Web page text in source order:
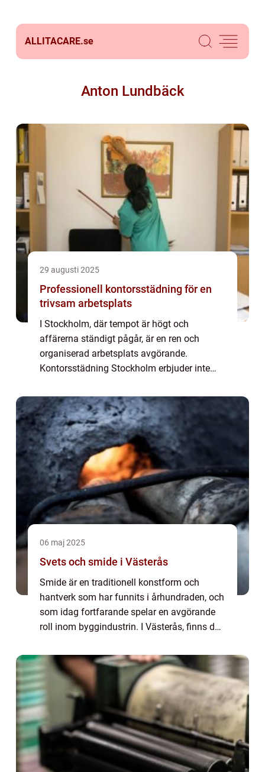
ALLITACARE.se
Anton Lundbäck
29 augusti 2025
Professionell kontorsstädning för en
trivsam arbetsplats
I Stockholm, där tempot är högt och
affärerna ständigt pågår, är en ren och
organiserad arbetsplats avgörande.
Kontorsstädning Stockholm erbjuder inte
06 maj 2025
Svets och smide i Västerås
Smide är en traditionell konstform och
hantverk som har funnits i århundraden, och
som idag fortfarande spelar en avgörande
roll inom byggindustrin. I Västerås, finns det
om...